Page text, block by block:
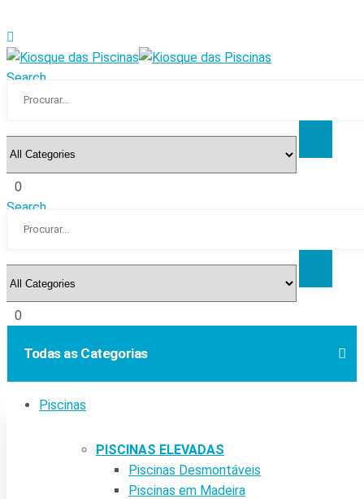
Search
0
Search
0
Todas as Categorias
Piscinas
PISCINAS ELEVADAS
Piscinas Desmontáveis
Piscinas em Madeira